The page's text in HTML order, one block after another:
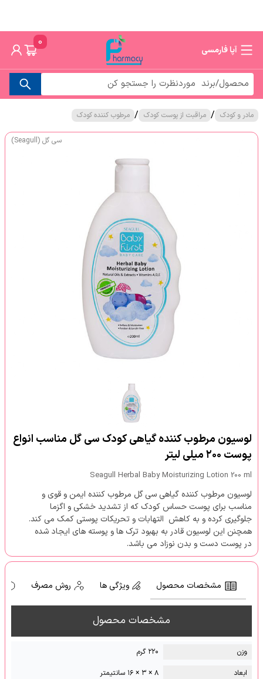
آپا فارمسی
0
مادر و کودک / مراقبت از پوست کودک / مرطوب کننده کودک
سی گل (Seagull)
لوسیون مرطوب کننده گیاهی کودک سی گل مناسب انواع
پوست ۲۰۰ میلی لیتر
Seagull Herbal Baby Moisturizing Lotion 200 ml
لوسیون مرطوب کننده گیاهی سی گل مرطوب کننده ایمن و قوی و
مناسب برای پوست حساس کودک که از تشدید خشکی و اگزما
جلوگیری کرده و به کاهش التهابات و تحریکات پوستی کمک می کند.
همچنن این لوسیون قادر به بهبود ترک ها و پوسته های ایجاد شده
در پوست دست و بدن نوزاد می باشد.
مشخصات محصول ویژگی ها روش مصرف
مشخصات محصول
وزن
۲۲۰ گرم
ابعاد
۸ × ۳ × ۱۶ سانتیمتر